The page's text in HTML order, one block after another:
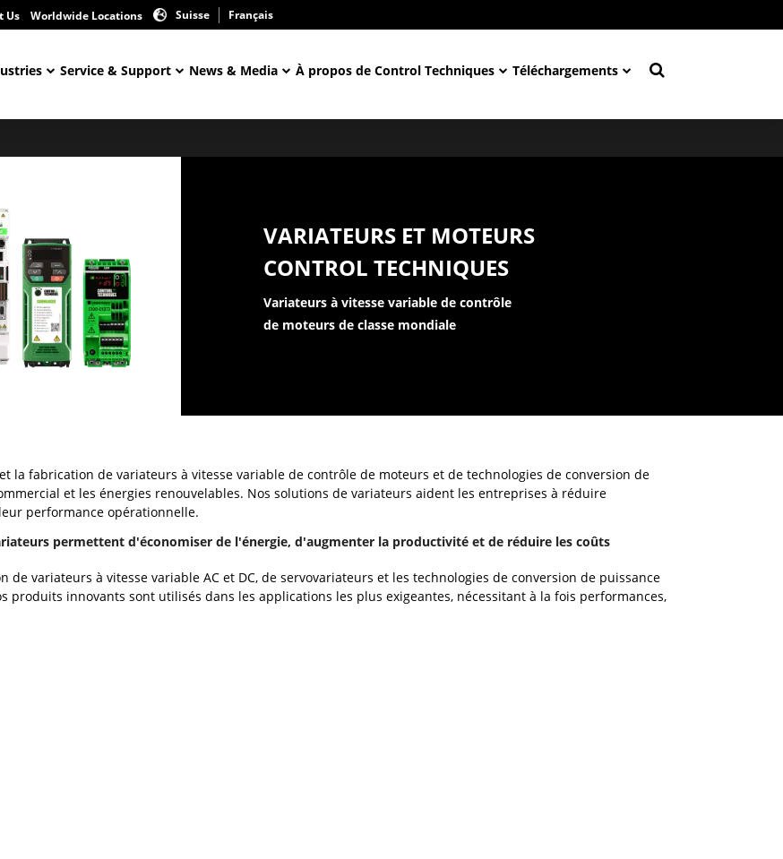
Us Worldwide Locations Suisse Français
Service & Support News & Media À propos de Control Techniques Téléchargements
VARIATEURS ET MOTEURS
CONTROL TECHNIQUES
Variateurs à vitesse variable de contrôle
de moteurs de classe mondiale
la fabrication de variateurs à vitesse variable de contrôle de moteurs et de technologies de conversion de
et les énergies renouvelables. Nos solutions de variateurs aident les entreprises à réduire
performance opérationnelle.
permettent d'économiser de l'énergie, d'augmenter la productivité et de réduire les coûts
variateurs à vitesse variable AC et DC, de servovariateurs et les technologies de conversion de puissance
innovants sont utilisés dans les applications les plus exigeantes, nécessitant à la fois performances,